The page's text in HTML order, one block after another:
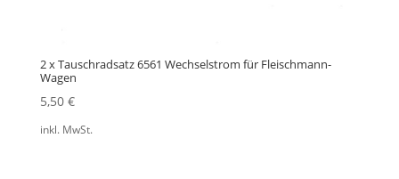
2 x Tauschradsatz 6561 Wechselstrom für Fleischmann-
Wagen
5,50 €
inkl. MwSt.